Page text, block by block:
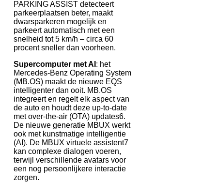
PARKING ASSIST detecteert
parkeerplaatsen beter, maakt
dwarsparkeren mogelijk en
parkeert automatisch met een
snelheid tot 5 km/h – circa 60
procent sneller dan voorheen.
Supercomputer met AI : het
Mercedes‑Benz Operating System
(MB.OS) maakt de nieuwe EQS
intelligenter dan ooit. MB.OS
integreert en regelt elk aspect van
de auto en houdt deze up-to-date
met over-the-air (OTA) updates6.
De nieuwe generatie MBUX werkt
ook met kunstmatige intelligentie
(AI). De MBUX virtuele assistent7
kan complexe dialogen voeren,
terwijl verschillende avatars voor
een nog persoonlijkere interactie
zorgen.